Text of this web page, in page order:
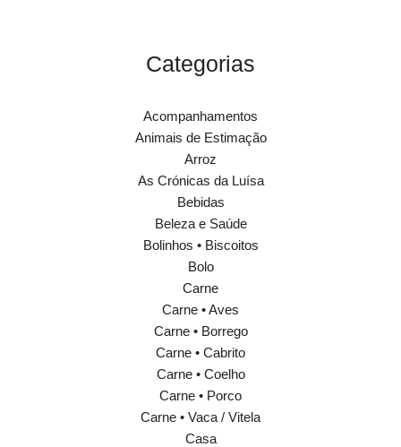
Categorias
Acompanhamentos
Animais de Estimação
Arroz
As Crónicas da Luísa
Bebidas
Beleza e Saúde
Bolinhos • Biscoitos
Bolo
Carne
Carne • Aves
Carne • Borrego
Carne • Cabrito
Carne • Coelho
Carne • Porco
Carne • Vaca / Vitela
Casa